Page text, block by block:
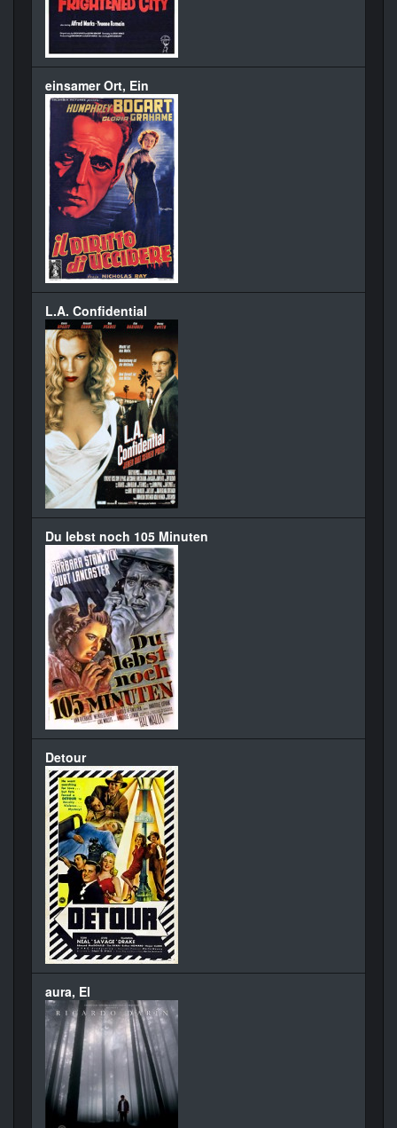
einsamer Ort, Ein
L.A. Confidential
Du lebst noch 105 Minuten
Detour
aura, El